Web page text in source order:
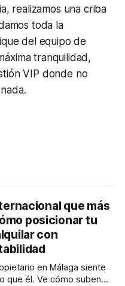
realizamos una criba
toda la
del equipo de
tranquilidad,
VIP donde no
que más
posicionar tu
con
en Málaga siente
que él. Ve cómo suben